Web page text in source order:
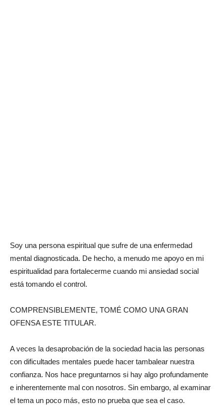
Soy una persona espiritual que sufre de una enfermedad
mental diagnosticada. De hecho, a menudo me apoyo en mi
espiritualidad para fortalecerme cuando mi ansiedad social
está tomando el control.
COMPRENSIBLEMENTE, TOMÉ COMO UNA GRAN
OFENSA ESTE TITULAR.
A veces la desaprobación de la sociedad hacia las personas
con dificultades mentales puede hacer tambalear nuestra
confianza. Nos hace preguntarnos si hay algo profundamente
e inherentemente mal con nosotros. Sin embargo, al examinar
el tema un poco más, esto no prueba que sea el caso.